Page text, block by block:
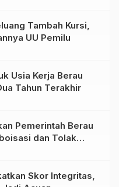
Tambah Kursi,
UU Pemilu
Usia Kerja Berau
Tahun Terakhir
Pemerintah Berau
dan Tolak
Skor Integritas,